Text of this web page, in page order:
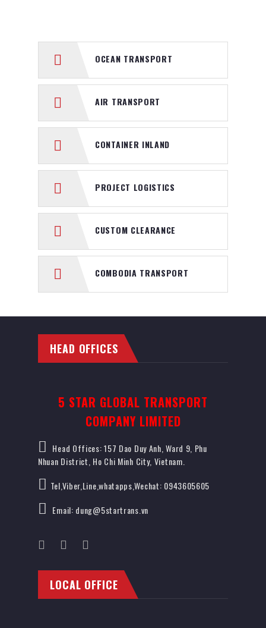
OCEAN TRANSPORT
AIR TRANSPORT
CONTAINER INLAND
PROJECT LOGISTICS
CUSTOM CLEARANCE
COMBODIA TRANSPORT
HEAD OFFICES
5 STAR GLOBAL TRANSPORT
COMPANY LIMITED
Head Offices: 157 Dao Duy Anh, Ward 9, Phu
Nhuan District, Ho Chi Minh City, Vietnam.
Tel,Viber,Line,whatapps,Wechat: 0943605605
Email: dung@5startrans.vn
LOCAL OFFICE